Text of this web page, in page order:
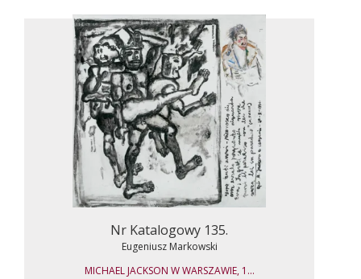
Nr Katalogowy 135.
Eugeniusz Markowski
MICHAEL JACKSON W WARSZAWIE, 1...